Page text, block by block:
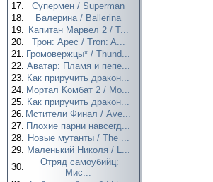
17.
Супермен / Superman
18.
Балерина / Ballerina
19. Капитан Марвел 2 / T...
20.
Трон: Арес / Tron: A...
21. Громовержцы* / Thund...
22. Аватар: Пламя и пепе...
23. Как приручить дракон...
24. Мортал Комбат 2 / Mo...
25. Как приручить дракон...
26. Мстители Финал / Ave...
27. Плохие парни навсегд...
28. Новые мутанты / The ...
29. Маленький Николя / L...
30.
Отряд самоубийц:
Мис...